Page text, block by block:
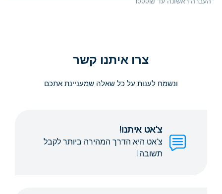
*העברה ראשונה עד 1000₪
צרו איתנו קשר
ונשמח לענות על כל שאלה שמעניינת אתכם
צ'אט איתנו!
צ'אט היא הדרך המהירה ביותר לקבל
תשובה!